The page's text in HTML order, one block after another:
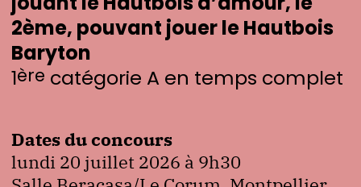
2ème, pouvant jouer le Hautbois
Baryton
1ère catégorie A en temps complet
Dates du concours
lundi 20 juillet 2026 à 9h30